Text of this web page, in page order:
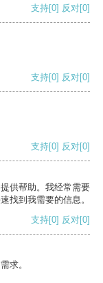
支持[0] 反对[0]
支持[0] 反对[0]
支持[0] 反对[0]
供帮助。我经常需要
找到我需要的信息。
支持[0] 反对[0]
求。